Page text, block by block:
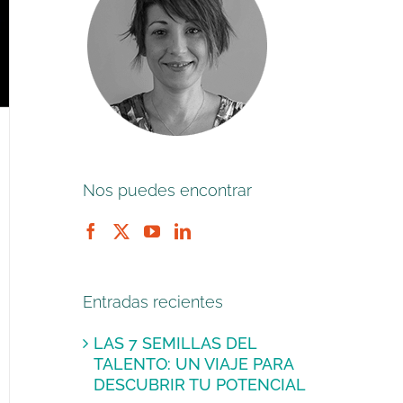
Nos puedes encontrar
Entradas recientes
LAS 7 SEMILLAS DEL
TALENTO: UN VIAJE PARA
DESCUBRIR TU POTENCIAL